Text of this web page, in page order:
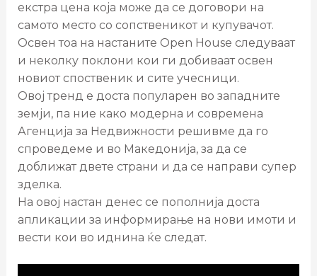
екстра цена која може да се договори на
самото место со сопственикот и купувачот.
Освен тоа на настаните Open House следуваат
и неколку поклони кои ги добиваат освен
новиот споственик и сите учесници.
Овој тренд е доста популарен во западните
земји, па ние како модерна и современа
Агенција за Недвижности решивме да го
спроведеме и во Македонија, за да се
доближат двете страни и да се направи супер
зделка.
На овој настан денес се пополнија доста
апликации за информирање на нови имоти и
вести кои во иднина ќе следат.